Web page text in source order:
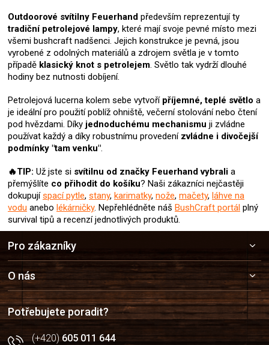
Outdoorové svítilny Feuerhand především reprezentují ty
tradiční petrolejové lampy, které mají svoje pevné místo mezi
všemi bushcraft nadšenci. Jejich konstrukce je pevná, jsou
vyrobené z odolných materiálů a zdrojem světla je v tomto
případě klasický knot s petrolejem. Světlo tak vydrží dlouhé
hodiny bez nutnosti dobíjení.
Petrolejová lucerna kolem sebe vytvoří příjemné, teplé světlo a
je ideální pro použití poblíž ohniště, večerní stolování nebo čtení
pod hvězdami. Díky jednoduchému mechanismu ji zvládne
používat každý a díky robustnímu provedení zvládne i divočejší
podmínky "tam venku".
🔥TIP: Už jste si svítilnu od značky Feuerhandvybrali a
přemýšlíte co přihodit do košíku? Naši zákazníci nejčastěji
dokupujíspací pytle, stany, karimatky, nože, mačety, láhve na
vodu anebo lékárničky. Nepřehlédněte náš BushCraft portál plný
survival tipů a recenzí jednotlivých produktů.
a
t
í
Pro zákazníky
O nás
Potřebujete poradit?
(+420)605 011 644